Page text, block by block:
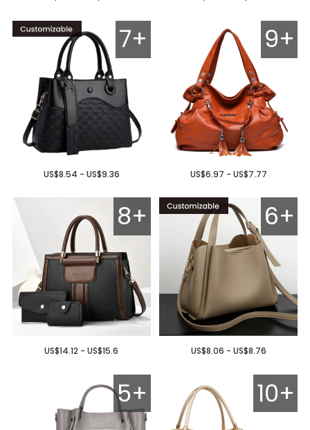
9+
US$6.97 - US$7.77
7+
US$8.54 - US$9.36
6+
US$8.06 - US$8.76
8+
US$14.12 - US$15.6
10+
5+